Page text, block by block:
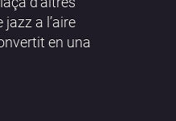
a l’aire
en una